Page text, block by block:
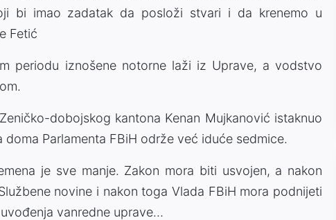
bi imao zadatak da posloži stvari i da krenemo u
Fetić
periodu iznošene notorne laži iz Uprave, a vodstvo
dobojskog kantona Kenan Mujkanović istaknuo
Parlamenta FBiH održe već iduće sedmice.
je sve manje. Zakon mora biti usvojen, a nakon
novine i nakon toga Vlada FBiH mora podnijeti
vanredne uprave…